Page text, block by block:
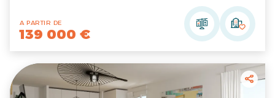
A PARTIR DE
139 000 €